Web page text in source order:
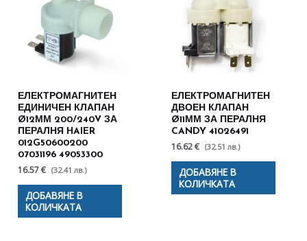
ЕЛЕКТРОМАГНИТЕН
ЕДИНИЧЕН КЛАПАН
Ø12ММ 200/240V ЗА
ПЕРАЛНЯ HAIER
012G50600200
07031196 49053300
16.57 € (32.41 лв.)
ДОБАВЯНЕ В
КОЛИЧКАТА
ЕЛЕКТРОМАГНИТЕН
ДВОЕН КЛАПАН
Ø11ММ ЗА ПЕРАЛНЯ
CANDY 41026491
16.62 € (32.51 лв.)
ДОБАВЯНЕ В
КОЛИЧКАТА